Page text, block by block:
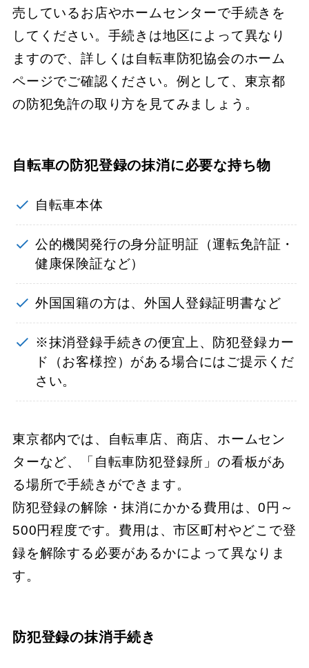
売しているお店やホームセンターで手続きを
してください。手続きは地区によって異なり
ますので、詳しくは自転車防犯協会のホーム
ページでご確認ください。例として、東京都
の防犯免許の取り方を見てみましょう。
自転車の防犯登録の抹消に必要な持ち物
自転車本体
公的機関発行の身分証明証（運転免許証・
健康保険証など）
外国国籍の方は、外国人登録証明書など
※抹消登録手続きの便宜上、防犯登録カー
ド（お客様控）がある場合にはご提示くだ
さい。
東京都内では、自転車店、商店、ホームセン
ターなど、「自転車防犯登録所」の看板があ
る場所で手続きができます。
防犯登録の解除・抹消にかかる費用は、0円～
500円程度です。費用は、市区町村やどこで登
録を解除する必要があるかによって異なりま
す。
防犯登録の抹消手続き